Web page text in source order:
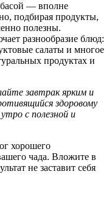
— вполне
подбирая продукты,
полезны.
разнообразие блюд:
салаты и многое
продуктах и
завтрак ярким и
здоровому
с полезной и
хорошего
чада. Вложите в
не заставит себя